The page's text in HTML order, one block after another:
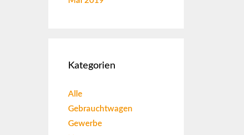
Kategorien
Alle
Gebrauchtwagen
Gewerbe